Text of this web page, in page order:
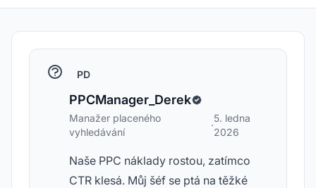
PD
PPCManager_Derek
Manažer placeného
vyhledávání
·
5. ledna
2026
Naše PPC náklady rostou, zatímco
CTR klesá. Můj šéf se ptá na těžké